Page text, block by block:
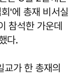
'에 총재 비서실
참석한 가운데
다.
가 한 총재의